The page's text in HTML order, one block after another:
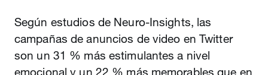
Según estudios de Neuro-Insights, las
campañas de anuncios de video en Twitter
son un 31 % más estimulantes a nivel
emocional y un 22 % más memorables que en